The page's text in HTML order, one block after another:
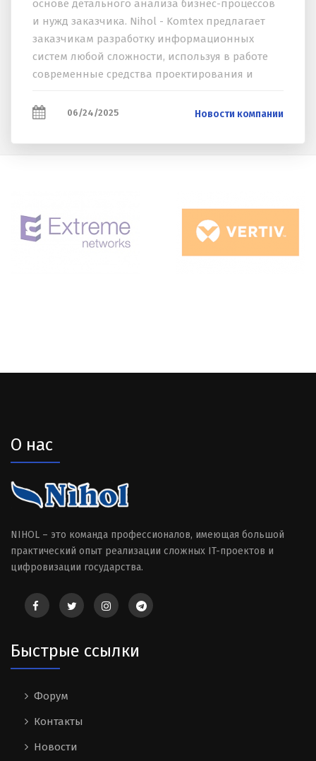
основе детального анализа бизнес-процессов
и нужд заказчика. Nihol - Komtex предлагает
заказчикам разработку информационных
систем любой сложности, используя в работе
современные средства проектирования и
Искусственного...
06/24/2025 Новости компании
О нас
NIHOL – это команда профессионалов, имеющая большой
практический опыт реализации сложных IT-проектов и
цифровизации государства.
Быстрые ссылки
Форум
Контакты
Новости